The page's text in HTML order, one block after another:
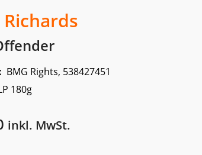
BMG Rights, 538427451
180g
inkl. MwSt.